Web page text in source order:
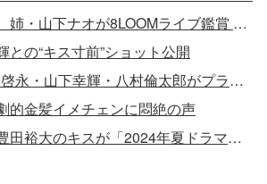
【写真】山下幸輝、姉・山下ナオが8LOOMライブ鑑賞 仲良し姉弟2ショット公開
との“キス寸前”ショット公開
【写真】8LOOM綱啓永・山下幸輝・八村倫太郎がプライベートで再集結
的金髪イメチェンに悶絶の声
【写真】奥野壮＆豊田裕大のキスが「2024年夏ドラマベストキスシーン」1位に